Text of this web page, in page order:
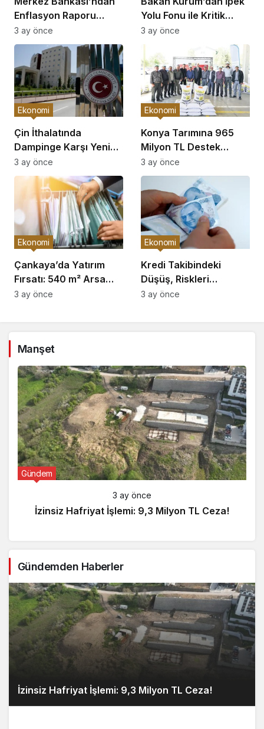
Enflasyon Raporu
Açıklaması
3 ay önce
Yolu Fonu ile Kritik
Görüşme
3 ay önce
Çin İthalatında
Dampinge Karşı Yeni
Önlemler!
Ekonomi
3 ay önce
Konya Tarımına 965
Milyon TL Destek
Açıklaması
Ekonomi
3 ay önce
Çankaya’da Yatırım
Fırsatı: 540 m² Arsa
Satışı
Ekonomi
3 ay önce
Kredi Takibindeki
Düşüş, Riskleri
Artırıyor!
Ekonomi
3 ay önce
Manşet
Gündem
3 ay önce
İzinsiz Hafriyat İşlemi: 9,3 Milyon TL Ceza!
Gündemden Haberler
İzinsiz Hafriyat İşlemi: 9,3 Milyon TL Ceza!